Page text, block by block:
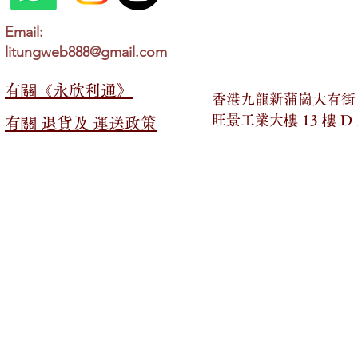
香港九龍新蒲崗大有街
以郵寄的方式領取。
永欣利通保留對所有退貨與退款申請的最終決
在香港地區，若顧客於網店內購買金額「超過
送貨費用
若購買金額「少於」
另外，顧客也可以選擇親臨以下地址領取產品
香港九龍新蒲崗大有街
2 號，旺景工業大樓
Email:
litungweb888@gmail.com
有關​​《永欣利通》
有關​​ 退貨及 運送政策
香港九龍新蒲崗大有
旺景工業大樓 13 樓 D